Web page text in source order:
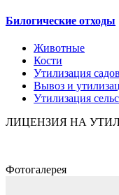
Билогические отходы
Животные
Кости
Утилизация
Вывоз и
Утилизация
ЛИЦЕНЗИЯ НА
Фотогалерея